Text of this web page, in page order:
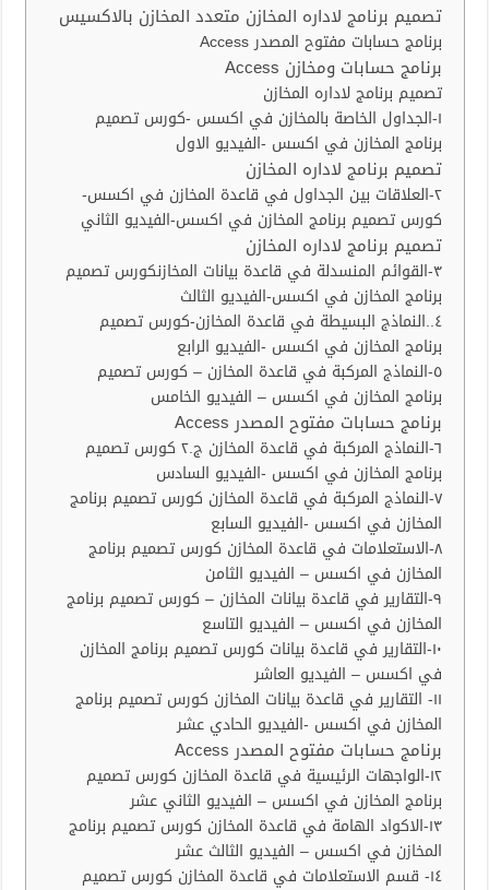
تصميم برنامج لاداره المخازن متعدد المخازن بالاكسيس
برنامج حسابات مفتوح المصدر Access
برنامج حسابات ومخازن Access
تصميم برنامج لاداره المخازن
١-الجداول الخاصة بالمخازن في اكسس -كورس تصميم
برنامج المخازن في اكسس -الفيديو الاول
تصميم برنامج لاداره المخازن
٢-العلاقات بين الجداول في قاعدة المخازن في اكسس-
كورس تصميم برنامج المخازن في اكسس-الفيديو الثاني
تصميم برنامج لاداره المخازن
٣-القوائم المنسدلة في قاعدة بيانات المخازنكورس تصميم
برنامج المخازن في اكسس-الفيديو الثالث
٤..النماذج البسيطة في قاعدة المخازن-كورس تصميم
برنامج المخازن في اكسس -الفيديو الرابع
٥-النماذج المركبة في قاعدة المخازن – كورس تصميم
برنامج المخازن في اكسس – الفيديو الخامس
برنامج حسابات مفتوح المصدر Access
٦-النماذج المركبة في قاعدة المخازن ج.٢ كورس تصميم
برنامج المخازن في اكسس -الفيديو السادس
٧-النماذج المركبة في قاعدة المخازن كورس تصميم برنامج
المخازن في اكسس -الفيديو السابع
٨-الاستعلامات في قاعدة المخازن كورس تصميم برنامج
المخازن في اكسس – الفيديو الثامن
٩-التقارير في قاعدة بيانات المخازن – كورس تصميم برنامج
المخازن في اكسس – الفيديو التاسع
١٠-التقارير في قاعدة بيانات كورس تصميم برنامج المخازن
في اكسس – الفيديو العاشر
١١- التقارير في قاعدة بيانات المخازن كورس تصميم برنامج
المخازن في اكسس -الفيديو الحادي عشر
برنامج حسابات مفتوح المصدر Access
١٢-الواجهات الرئيسية في قاعدة المخازن كورس تصميم
برنامج المخازن في اكسس – الفيديو الثاني عشر
١٣-الاكواد الهامة في قاعدة المخازن كورس تصميم برنامج
المخازن في اكسس – الفيديو الثالث عشر
١٤- قسم الاستعلامات في قاعدة المخازن كورس تصميم